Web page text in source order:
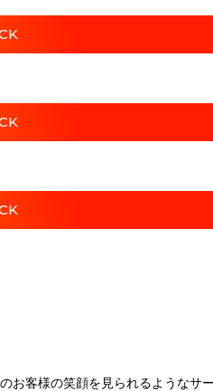
客様の笑顔を見られるようなサ